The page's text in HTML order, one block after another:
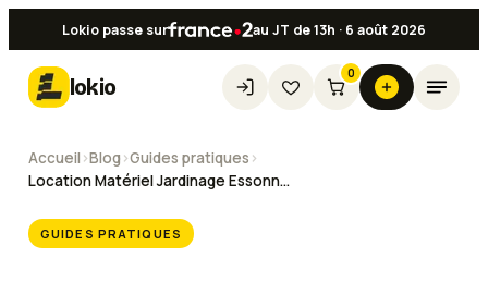
Lokio passe sur au JT de 13h · 6 août 2026
lokio
0
Accueil ›Blog›Guides pratiques ›
Location Matériel Jardinage Essonne : Guide des Tarifs 2026
GUIDES PRATIQUES